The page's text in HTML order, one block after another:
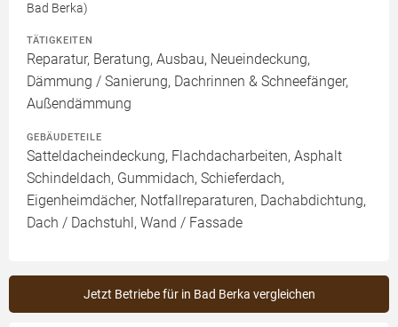
Bad Berka)
TÄTIGKEITEN
Reparatur, Beratung, Ausbau, Neueindeckung,
Dämmung / Sanierung, Dachrinnen & Schneefänger,
Außendämmung
GEBÄUDETEILE
Satteldacheindeckung, Flachdacharbeiten, Asphalt
Schindeldach, Gummidach, Schieferdach,
Eigenheimdächer, Notfallreparaturen, Dachabdichtung,
Dach / Dachstuhl, Wand / Fassade
Jetzt Betriebe für in Bad Berka vergleichen